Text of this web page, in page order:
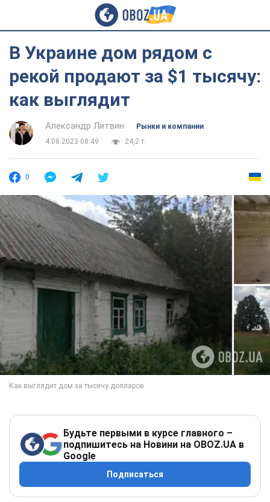
В Украине дом рядом с
рекой продают за $1 тысячу:
как выглядит
Александр Литвин
Рынки и компании
4.08.2023 08:49
24,2 т.
0
Будьте первыми в курсе главного –
подпишитесь на Новини на OBOZ.UA в
Google
Подписаться